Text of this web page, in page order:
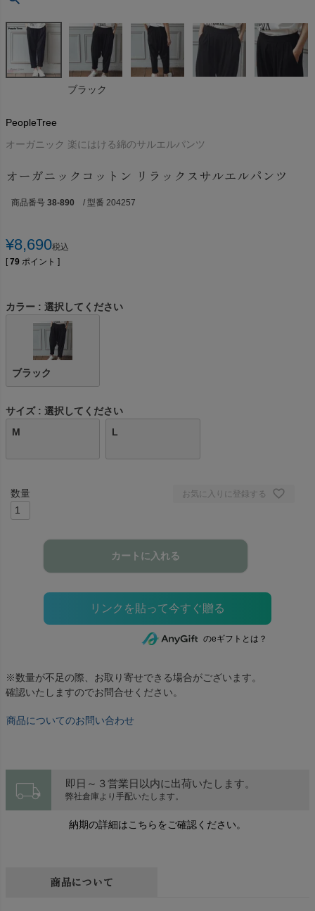
ブラック
PeopleTree
オーガニック 楽にはける綿のサルエルパンツ
オーガニックコットン リラックスサルエルパンツ
商品番号 38-890 / 型番 204257
¥8,690税込
[ 79 ポイント ]
カラー 選択してください
ブラック
サイズ
選択してください
M
L
お気に入りに登録する
カートに入れる
のeギフトとは？
※数量が不足の際、お取り寄せできる場合がございます。
確認いたしますのでお問合せください。
商品についてのお問い合わせ
local_shipping 即日～３営業日以内に出荷いたします。
弊社倉庫より手配いたします。
納期の詳細はこちらをご確認ください。
商品について